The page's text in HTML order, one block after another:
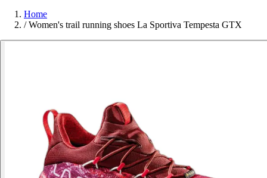
Home
/ Women's trail running shoes La Sportiva Tempesta GTX